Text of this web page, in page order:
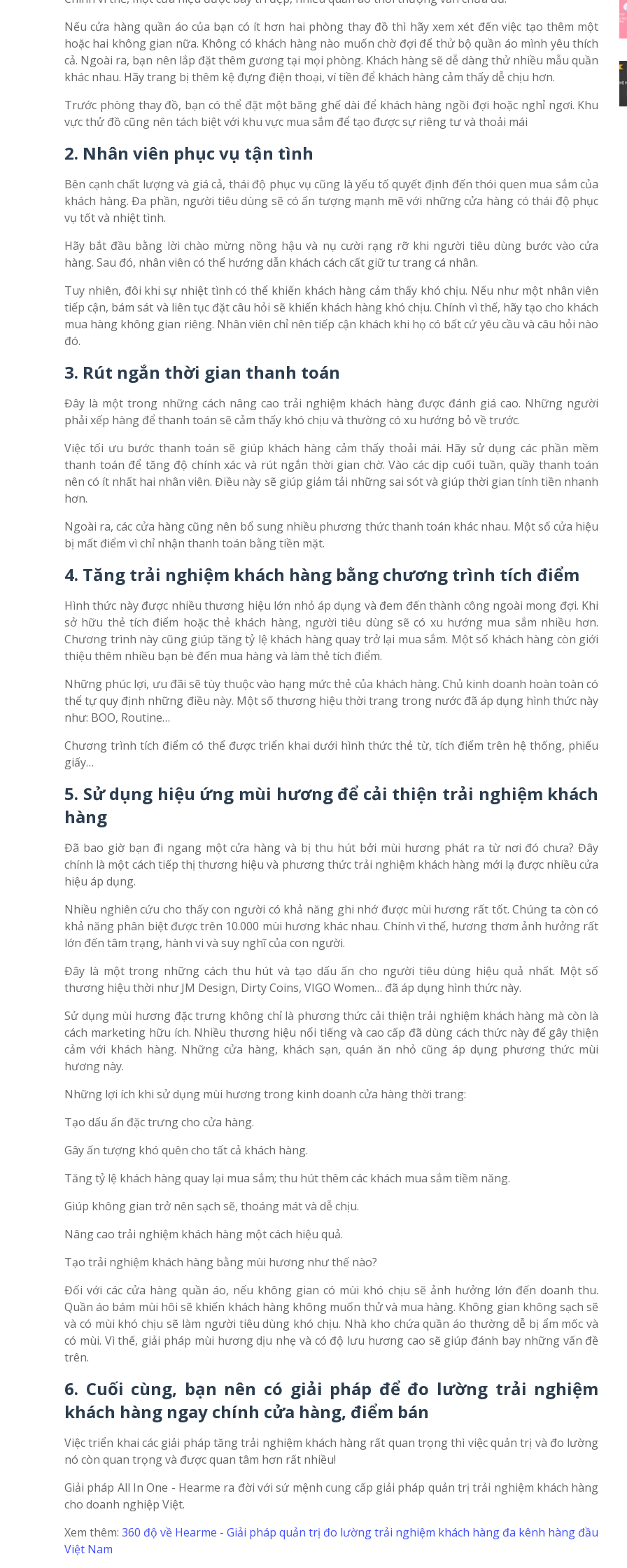
Nếu cửa hàng quần áo của bạn có ít hơn hai phòng thay đồ thì hãy xem xét đến việc tạo thêm một
hoặc hai không gian nữa. Không có khách hàng nào muốn chờ đợi để thử bộ quần áo mình yêu thích
cả. Ngoài ra, bạn nên lắp đặt thêm gương tại mọi phòng. Khách hàng sẽ dễ dàng thử nhiều mẫu quần
khác nhau. Hãy trang bị thêm kệ đựng điện thoại, ví tiền để khách hàng cảm thấy dễ chịu hơn.
Trước phòng thay đồ, bạn có thể đặt một băng ghế dài để khách hàng ngồi đợi hoặc nghỉ ngơi. Khu
vực thử đồ cũng nên tách biệt với khu vực mua sắm để tạo được sự riêng tư và thoải mái
2. Nhân viên phục vụ tận tình
Bên cạnh chất lượng và giá cả, thái độ phục vụ cũng là yếu tố quyết định đến thói quen mua sắm của
khách hàng. Đa phần, người tiêu dùng sẽ có ấn tượng mạnh mẽ với những cửa hàng có thái độ phục
vụ tốt và nhiệt tình.
Hãy bắt đầu bằng lời chào mừng nồng hậu và nụ cười rạng rỡ khi người tiêu dùng bước vào cửa
hàng. Sau đó, nhân viên có thể hướng dẫn khách cách cất giữ tư trang cá nhân.
Tuy nhiên, đôi khi sự nhiệt tình có thể khiến khách hàng cảm thấy khó chịu. Nếu như một nhân viên
tiếp cận, bám sát và liên tục đặt câu hỏi sẽ khiến khách hàng khó chịu. Chính vì thế, hãy tạo cho khách
mua hàng không gian riêng. Nhân viên chỉ nên tiếp cận khách khi họ có bất cứ yêu cầu và câu hỏi nào
đó.
3. Rút ngắn thời gian thanh toán
Đây là một trong những cách nâng cao trải nghiệm khách hàng được đánh giá cao. Những người
phải xếp hàng để thanh toán sẽ cảm thấy khó chịu và thường có xu hướng bỏ về trước.
Việc tối ưu bước thanh toán sẽ giúp khách hàng cảm thấy thoải mái. Hãy sử dụng các phần mềm
thanh toán để tăng độ chính xác và rút ngắn thời gian chờ. Vào các dịp cuối tuần, quầy thanh toán
nên có ít nhất hai nhân viên. Điều này sẽ giúp giảm tải những sai sót và giúp thời gian tính tiền nhanh
hơn.
Ngoài ra, các cửa hàng cũng nên bổ sung nhiều phương thức thanh toán khác nhau. Một số cửa hiệu
bị mất điểm vì chỉ nhận thanh toán bằng tiền mặt.
4. Tăng trải nghiệm khách hàng bằng chương trình tích điểm
Hình thức này được nhiều thương hiệu lớn nhỏ áp dụng và đem đến thành công ngoài mong đợi. Khi
sở hữu thẻ tích điểm hoặc thẻ khách hàng, người tiêu dùng sẽ có xu hướng mua sắm nhiều hơn.
Chương trình này cũng giúp tăng tỷ lệ khách hàng quay trở lại mua sắm. Một số khách hàng còn giới
thiệu thêm nhiều bạn bè đến mua hàng và làm thẻ tích điểm.
Những phúc lợi, ưu đãi sẽ tùy thuộc vào hạng mức thẻ của khách hàng. Chủ kinh doanh hoàn toàn có
thể tự quy định những điều này. Một số thương hiệu thời trang trong nước đã áp dụng hình thức này
như: BOO, Routine…
Chương trình tích điểm có thể được triển khai dưới hình thức thẻ từ, tích điểm trên hệ thống, phiếu
giấy…
5. Sử dụng hiệu ứng mùi hương để cải thiện trải nghiệm khách
hàng
Đã bao giờ bạn đi ngang một cửa hàng và bị thu hút bởi mùi hương phát ra từ nơi đó chưa? Đây
chính là một cách tiếp thị thương hiệu và phương thức trải nghiệm khách hàng mới lạ được nhiều cửa
hiệu áp dụng.
Nhiều nghiên cứu cho thấy con người có khả năng ghi nhớ được mùi hương rất tốt. Chúng ta còn có
khả năng phân biệt được trên 10.000 mùi hương khác nhau. Chính vì thế, hương thơm ảnh hưởng rất
lớn đến tâm trạng, hành vi và suy nghĩ của con người.
Đây là một trong những cách thu hút và tạo dấu ấn cho người tiêu dùng hiệu quả nhất. Một số
thương hiệu thời như JM Design, Dirty Coins, VIGO Women… đã áp dụng hình thức này.
Sử dụng mùi hương đặc trưng không chỉ là phương thức cải thiện trải nghiệm khách hàng mà còn là
cách marketing hữu ích. Nhiều thương hiệu nổi tiếng và cao cấp đã dùng cách thức này để gây thiện
cảm với khách hàng. Những cửa hàng, khách sạn, quán ăn nhỏ cũng áp dụng phương thức mùi
hương này.
Những lợi ích khi sử dụng mùi hương trong kinh doanh cửa hàng thời trang:
Tạo dấu ấn đặc trưng cho cửa hàng.
Gây ấn tượng khó quên cho tất cả khách hàng.
Tăng tỷ lệ khách hàng quay lại mua sắm; thu hút thêm các khách mua sắm tiềm năng.
Giúp không gian trở nên sạch sẽ, thoáng mát và dễ chịu.
Nâng cao trải nghiệm khách hàng một cách hiệu quả.
Tạo trải nghiệm khách hàng bằng mùi hương như thế nào?
Đối với các cửa hàng quần áo, nếu không gian có mùi khó chịu sẽ ảnh hưởng lớn đến doanh thu.
Quần áo bám mùi hôi sẽ khiến khách hàng không muốn thử và mua hàng. Không gian không sạch sẽ
và có mùi khó chịu sẽ làm người tiêu dùng khó chịu. Nhà kho chứa quần áo thường dễ bị ẩm mốc và
có mùi. Vì thế, giải pháp mùi hương dịu nhẹ và có độ lưu hương cao sẽ giúp đánh bay những vấn đề
trên.
6. Cuối cùng, bạn nên có giải pháp để đo lường trải nghiệm
khách hàng ngay chính cửa hàng, điểm bán
Việc triển khai các giải pháp tăng trải nghiệm khách hàng rất quan trọng thì việc quản trị và đo lường
nó còn quan trọng và được quan tâm hơn rất nhiều!
Giải pháp All In One - Hearme ra đời với sứ mệnh cung cấp giải pháp quản trị trải nghiệm khách hàng
cho doanh nghiệp Việt.
Xem thêm:360 độ về Hearme - Giải pháp quản trị đo lường trải nghiệm khách hàng đa kênh hàng đầu
Việt Nam